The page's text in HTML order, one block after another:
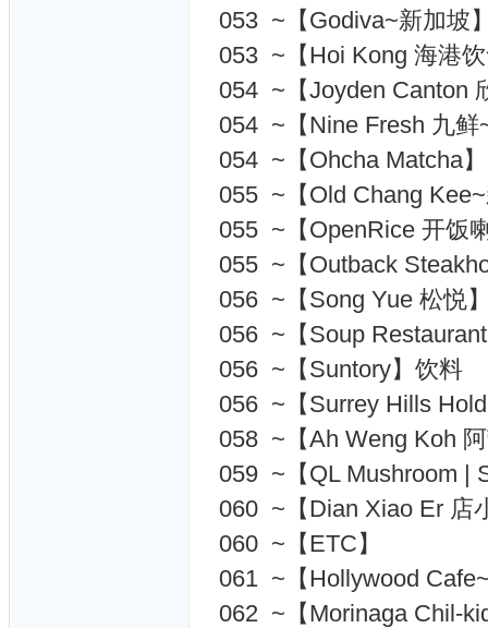
053 ~【Godiva~新加坡
053 ~【Hoi Kong 海港
054 ~【Joyden Canton
054 ~【Nine Fresh 九鲜
054 ~【Ohcha Matcha】
055 ~【Old Chang
055 ~【OpenRice 开饭
055 ~【Outback
056 ~【Song Yue 松悦
056 ~【Soup
056 ~【Suntory】饮料
056 ~【Surrey Hills
058 ~【Ah Weng Koh
059 ~【QL Mushroom |
060 ~【Dian Xiao Er 店
060 ~【ETC】
061 ~【Hollywood
062 ~【Morinaga Chil-